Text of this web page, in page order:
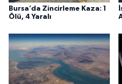
Bursa’da Zincirleme Kaza: 1
Ölü, 4 Yaralı